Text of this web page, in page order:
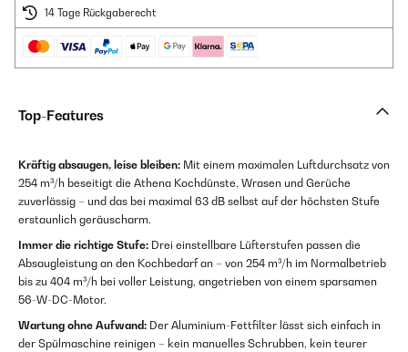
14 Tage Rückgaberecht
Top-Features
Kräftig absaugen, leise bleiben: Mit einem maximalen Luftdurchsatz von
254 m³/h beseitigt die Athena Kochdünste, Wrasen und Gerüche
zuverlässig – und das bei maximal 63 dB selbst auf der höchsten Stufe
erstaunlich geräuscharm.
Immer die richtige Stufe: Drei einstellbare Lüfterstufen passen die
Absaugleistung an den Kochbedarf an – von 254 m³/h im Normalbetrieb
bis zu 404 m³/h bei voller Leistung, angetrieben von einem sparsamen
56-W-DC-Motor.
Wartung ohne Aufwand: Der Aluminium-Fettfilter lässt sich einfach in
der Spülmaschine reinigen – kein manuelles Schrubben, kein teurer